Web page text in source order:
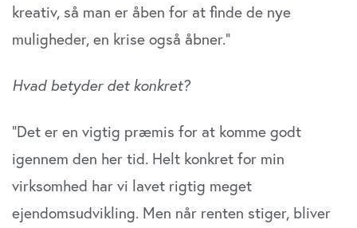
kreativ, så man er åben for at finde de nye
muligheder, en krise også åbner.”
Hvad betyder det konkret?
”Det er en vigtig præmis for at komme godt
igennem den her tid. Helt konkret for min
virksomhed har vi lavet rigtig meget
ejendomsudvikling. Men når renten stiger, bliver